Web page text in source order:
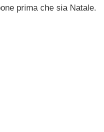
prima che sia Natale.